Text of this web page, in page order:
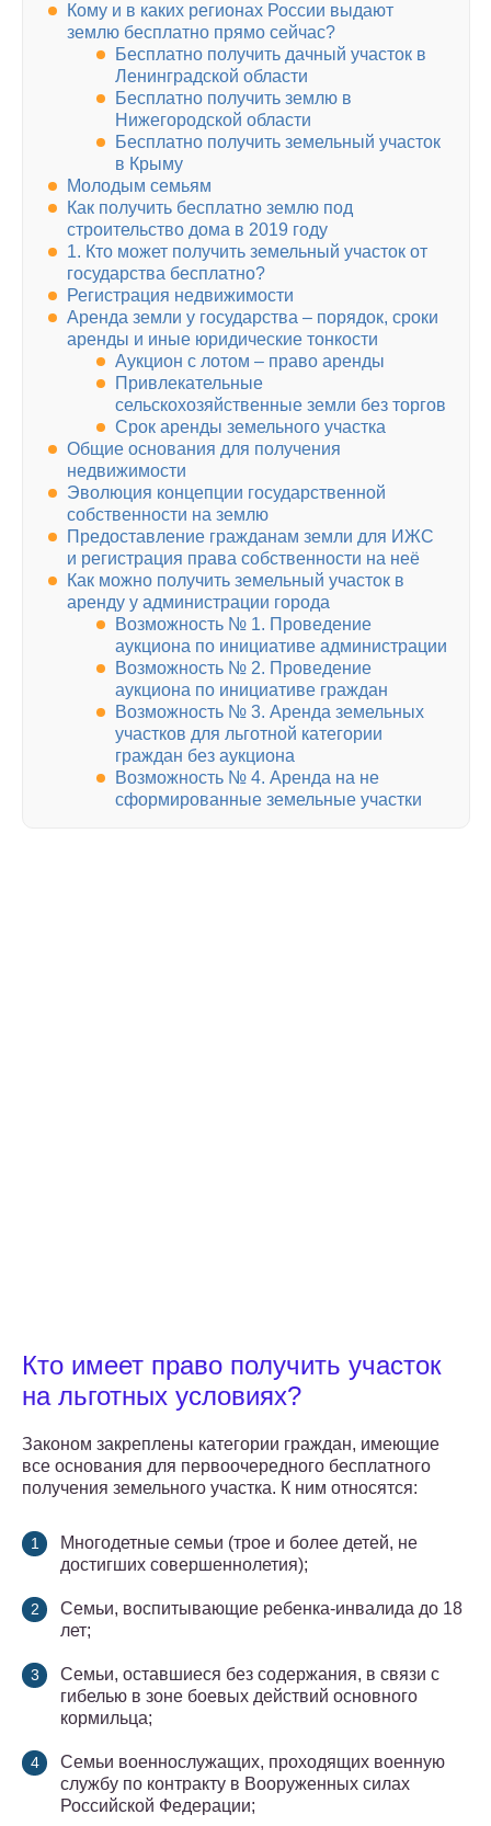
Кому и в каких регионах России выдают
землю бесплатно прямо сейчас?
Бесплатно получить дачный участок в
Ленинградской области
Бесплатно получить землю в
Нижегородской области
Бесплатно получить земельный участок
в Крыму
Молодым семьям
Как получить бесплатно землю под
строительство дома в 2019 году
1. Кто может получить земельный участок от
государства бесплатно?
Регистрация недвижимости
Аренда земли у государства – порядок, сроки
аренды и иные юридические тонкости
Аукцион с лотом – право аренды
Привлекательные
сельскохозяйственные земли без торгов
Срок аренды земельного участка
Общие основания для получения
недвижимости
Эволюция концепции государственной
собственности на землю
Предоставление гражданам земли для ИЖС
и регистрация права собственности на неё
Как можно получить земельный участок в
аренду у администрации города
Возможность № 1. Проведение
аукциона по инициативе администрации
Возможность № 2. Проведение
аукциона по инициативе граждан
Возможность № 3. Аренда земельных
участков для льготной категории
граждан без аукциона
Возможность № 4. Аренда на не
сформированные земельные участки
Кто имеет право получить участок
на льготных условиях?
Законом закреплены категории граждан, имеющие
все основания для первоочередного бесплатного
получения земельного участка. К ним относятся:
Многодетные семьи (трое и более детей, не
достигших совершеннолетия);
Семьи, воспитывающие ребенка-инвалида до 18
лет;
Семьи, оставшиеся без содержания, в связи с
гибелью в зоне боевых действий основного
кормильца;
Семьи военнослужащих, проходящих военную
службу по контракту в Вооруженных силах
Российской Федерации;